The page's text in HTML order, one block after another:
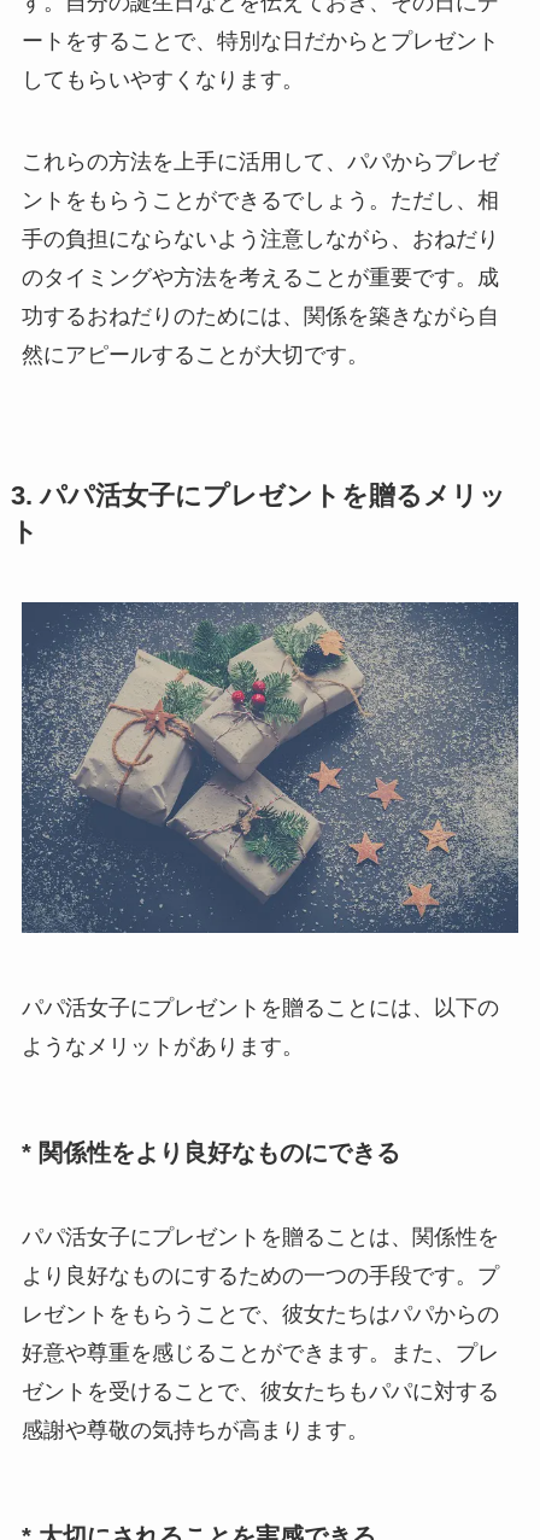
ートをすることで、特別な日だからとプレゼント
してもらいやすくなります。
これらの方法を上手に活用して、パパからプレゼ
ントをもらうことができるでしょう。ただし、相
手の負担にならないよう注意しながら、おねだり
のタイミングや方法を考えることが重要です。成
功するおねだりのためには、関係を築きながら自
然にアピールすることが大切です。
3. パパ活女子にプレゼントを贈るメリッ
ト
パパ活女子にプレゼントを贈ることには、以下の
ようなメリットがあります。
* 関係性をより良好なものにできる
パパ活女子にプレゼントを贈ることは、関係性を
より良好なものにするための一つの手段です。プ
レゼントをもらうことで、彼女たちはパパからの
好意や尊重を感じることができます。また、プレ
ゼントを受けることで、彼女たちもパパに対する
感謝や尊敬の気持ちが高まります。